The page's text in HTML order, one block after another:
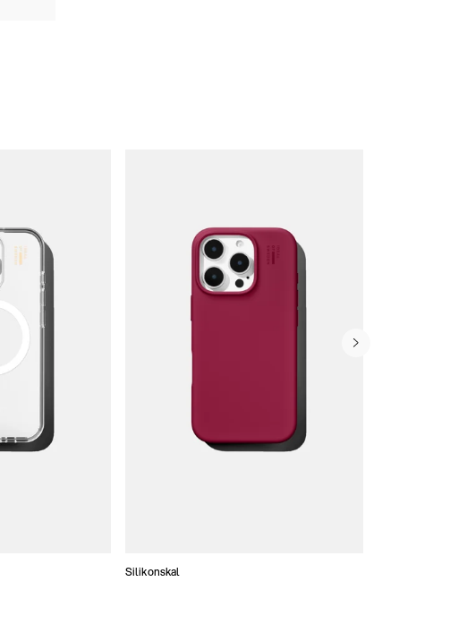
Silikonskal